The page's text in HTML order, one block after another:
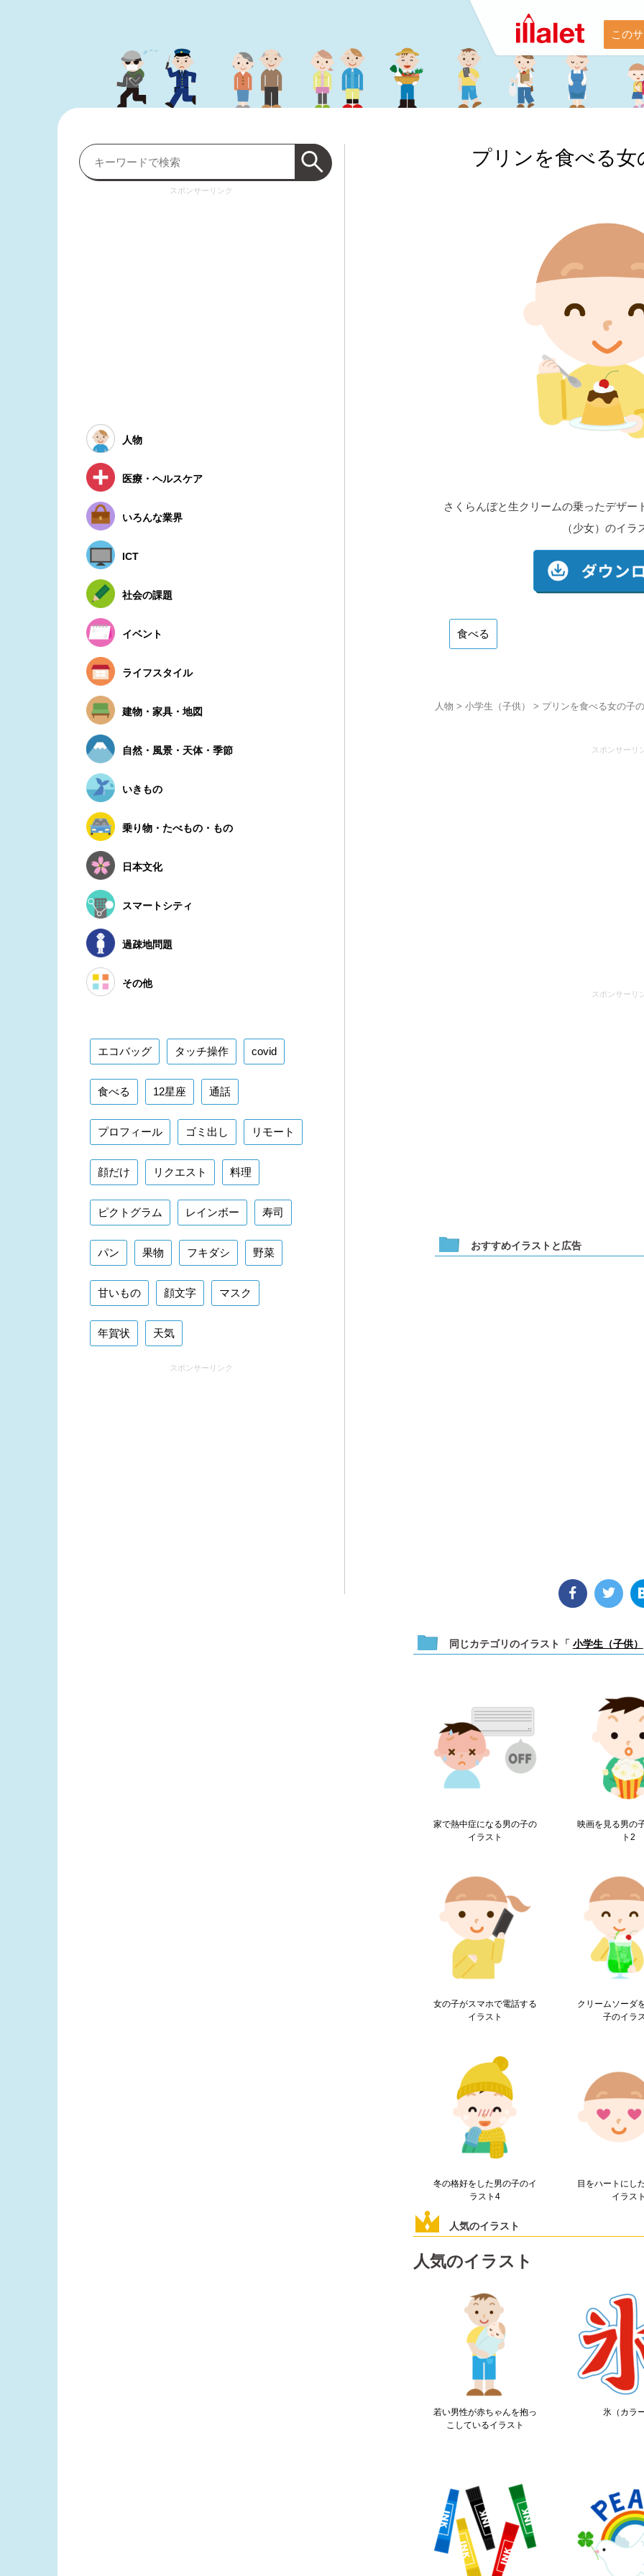
この
プリンを食べる
さくらんぼと生クリームの乗ったデザ
（少女）のイラ
食べる
人物 > 小学生（子供） > プリンを食べる女の子
スポンサーリ
スポンサーリ
おすすめイラストと広告
同じカテゴリのイラスト「 小学生（子供）
家で熱中症になる男の子の
イラスト
映画を見る男の
ト2
女の子がスマホで電話する
イラスト
クリームソーダ
子のイラ
冬の格好をした男の子のイ
ラスト4
目をハートにし
イラス
人気のイラスト
人気のイラスト
若い男性が赤ちゃんを抱っ
こしているイラスト
氷（カラ
スポンサーリンク
人物
医療・ヘルスケア
いろんな業界
ICT
社会の課題
イベント
ライフスタイル
建物・家具・地図
自然・風景・天体・季節
いきもの
乗り物・たべもの・もの
日本文化
スマートシティ
過疎地問題
その他
エコバッグ タッチ操作 covid
食べる 12星座 通話
プロフィール ゴミ出し リモート
顔だけ リクエスト 料理
ピクトグラム レインボー 寿司
パン 果物 フキダシ 野菜
甘いもの 顔文字 マスク
年賀状 天気
スポンサーリンク